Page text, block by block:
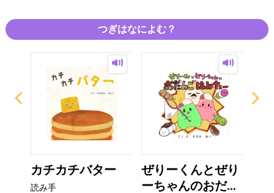
つぎはなによむ？
カチカチバター
読み手
ぜりーくんとぜり
ーちゃんのおだ...